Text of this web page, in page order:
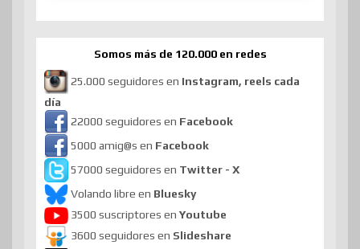
Somos más de 120.000 en redes
25.000 seguidores en Instagram, reels cada
día
22000 seguidores en Facebook
5000 amig@s en Facebook
57000 seguidores en Twitter - X
Volando libre en Bluesky
3500 suscriptores en Youtube
3600 seguidores en Slideshare